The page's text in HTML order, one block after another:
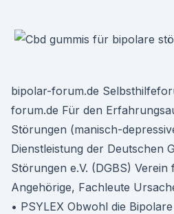
bipolar-forum.de
forum.de Für den
Störungen (manisch-
Dienstleistung der Deutschen
Störungen e.V. (DGBS)
Angehörige, Fachleute
• PSYLEX Obwohl die